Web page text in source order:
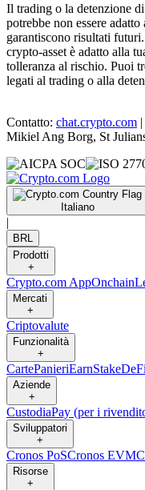
Il trading o la detenzione
potrebbe non essere
garantiscono risultati
crypto-asset è adatto alla
tolleranza al rischio. Puoi
legati al trading o alla
Contatto: chat.crypto.com
Mikiel Ang Borg, St
Italiano
|
BRL
Prodotti
+
Crypto.com AppOnchain
Mercati
+
Criptovalute
Funzionalità
+
CartePanieriEarnStake
Aziende
+
CustodiaPay (per i
Sviluppatori
+
Cronos PoSCronos EVM
Risorse
+